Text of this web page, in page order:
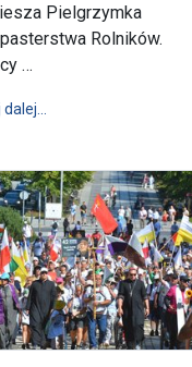
Królowej Polski
Pielgrzymka
Rolników.
…